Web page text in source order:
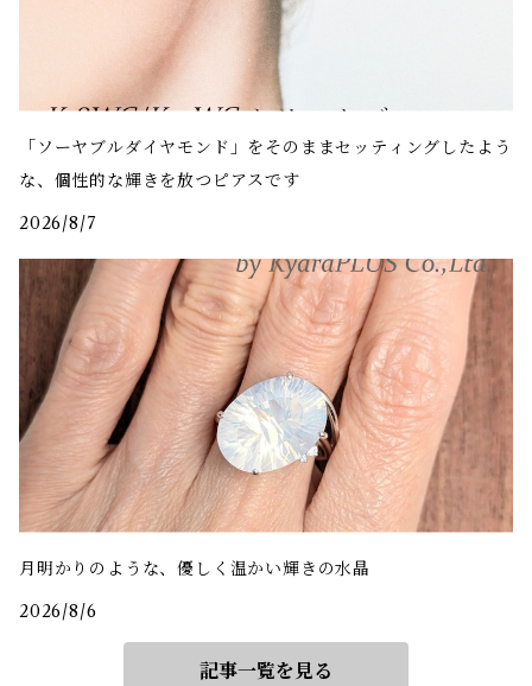
「ソーヤブルダイヤモンド」をそのままセッティングしたよう
な、個性的な輝きを放つピアスです
2026/8/7
月明かりのような、優しく温かい輝きの水晶
2026/8/6
記事一覧を見る